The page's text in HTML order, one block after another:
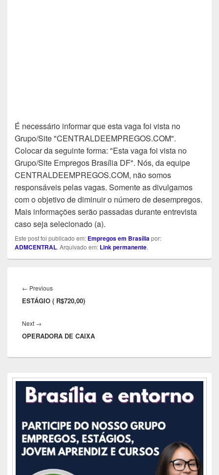
É necessário informar que esta vaga foi vista no
Grupo/Site "CENTRALDEEMPREGOS.COM".
Colocar da seguinte forma: "Esta vaga foi vista no
Grupo/Site Empregos Brasília DF". Nós, da equipe
CENTRALDEEMPREGOS.COM, não somos
responsáveis pelas vagas. Somente as divulgamos
com o objetivo de diminuir o número de desempregos.
Mais informações serão passadas durante entrevista
caso seja selecionado (a).
Este post foi publicado em: Empregos em Brasíliapor:
ADMCENTRAL. Arquivado em: Link permanente.
de
Post
← PreviousPrevious
post:
ESTÁGIO ( R$720,00)
Next →
post:
OPERADORA DE CAIXA
Área